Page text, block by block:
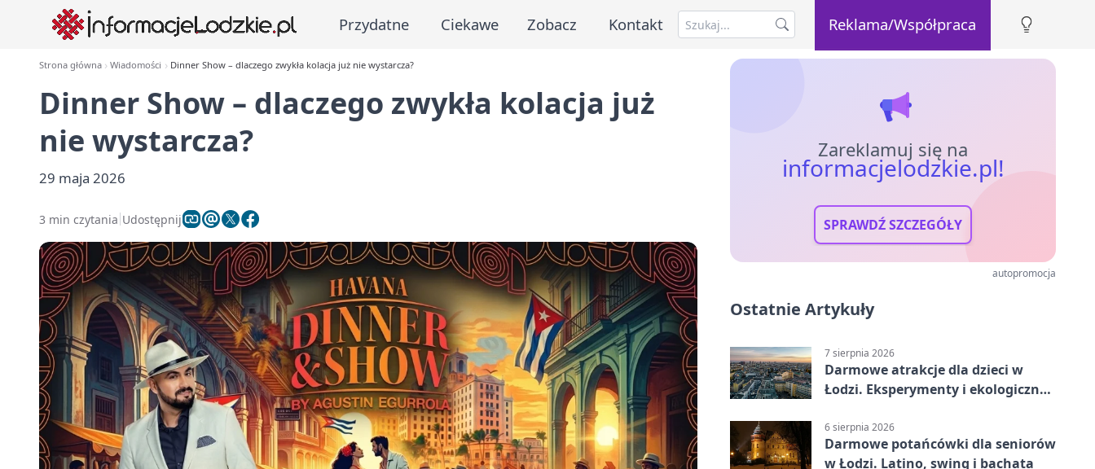
Przydatne Ciekawe Zobacz Kontakt Reklama/Współpraca
Strona główna Wiadomości Dinner Show – dlaczego zwykła kolacja już nie wystarcza?
Dinner Show – dlaczego zwykła kolacja już
nie wystarcza?
29 maja 2026
3 min czytania Udostępnij
Zareklamuj się na
informacjelodzkie.pl!
SPRAWDŹ SZCZEGÓŁY
autopromocja
Ostatnie Artykuły
7 sierpnia 2026
Darmowe atrakcje dla dzieci w
Łodzi. Eksperymenty i ekologiczny
6 sierpnia 2026
Darmowe potańcówki dla seniorów
w Łodzi. Latino, swing i bachata